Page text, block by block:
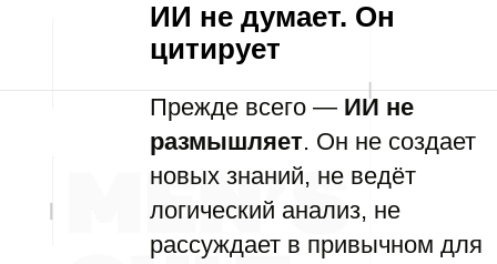
ИИ не думает. Он
цитирует
Прежде всего — ИИ не
размышляет. Он не создает
новых знаний, не ведёт
логический анализ, не
рассуждает в привычном для